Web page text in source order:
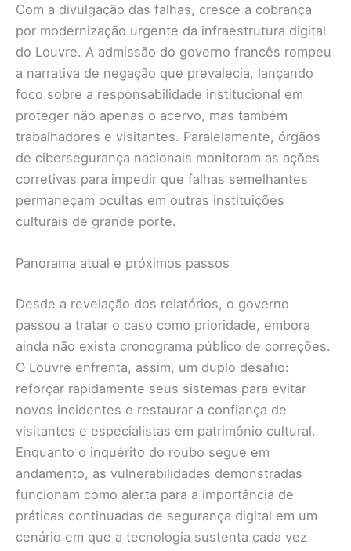
Com a divulgação das falhas, cresce a cobrança
por modernização urgente da infraestrutura digital
do Louvre. A admissão do governo francês rompeu
a narrativa de negação que prevalecia, lançando
foco sobre a responsabilidade institucional em
proteger não apenas o acervo, mas também
trabalhadores e visitantes. Paralelamente, órgãos
de cibersegurança nacionais monitoram as ações
corretivas para impedir que falhas semelhantes
permaneçam ocultas em outras instituições
culturais de grande porte.
Panorama atual e próximos passos
Desde a revelação dos relatórios, o governo
passou a tratar o caso como prioridade, embora
ainda não exista cronograma público de correções.
O Louvre enfrenta, assim, um duplo desafio:
reforçar rapidamente seus sistemas para evitar
novos incidentes e restaurar a confiança de
visitantes e especialistas em patrimônio cultural.
Enquanto o inquérito do roubo segue em
andamento, as vulnerabilidades demonstradas
funcionam como alerta para a importância de
práticas continuadas de segurança digital em um
cenário em que a tecnologia sustenta cada vez